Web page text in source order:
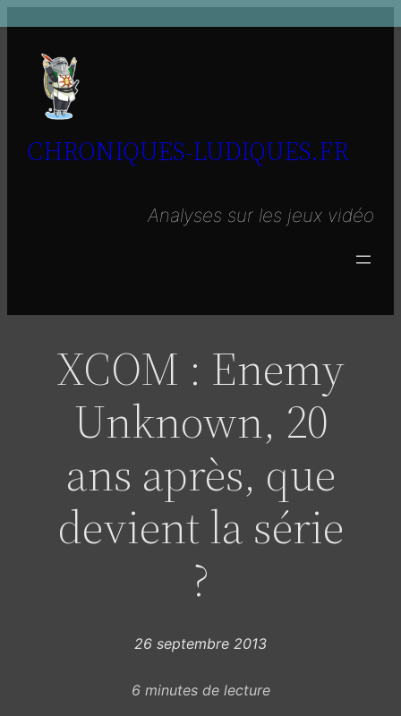
Aller
contenu
CHRONIQUES-LUDIQUES.FR
Analyses sur les jeux vidéo
XCOM : Enemy
Unknown, 20
ans après, que
devient la série
?
26 septembre 2013
6minutes de lecture